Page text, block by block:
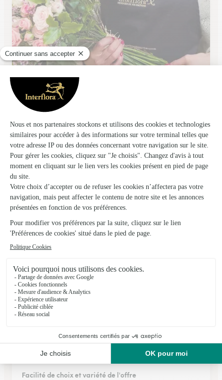
Samba Fleurs
Yssingeaux
★★★
4.3 (63)
Voir la boutique
Ils ont fait livrer des fleurs ou une plante
au Puy-en-Velay
★ ★ ★ ★
Livraison depuis Ouarzazate
J ai commandé un bouquet de fleur pour ma petite famille a l
occasion de st Valentin depuis le Maroc ,a une adresse ast
christol les ales. j attend l résultats fin d journée et j vais vous
raconter le…
Facilité de choix et variété de l'offre